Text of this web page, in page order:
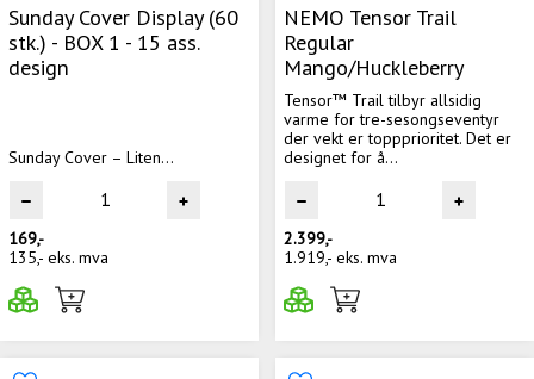
Sunday Cover Display (60
stk.) - BOX 1 - 15 ass.
design
Sunday Cover – Liten...
169,-
135,- eks. mva
NEMO Tensor Trail
Regular
Mango/Huckleberry
Tensor™ Trail tilbyr allsidig
varme for tre-sesongseventyr
der vekt er toppprioritet. Det er
designet for å...
2.399,-
1.919,- eks. mva